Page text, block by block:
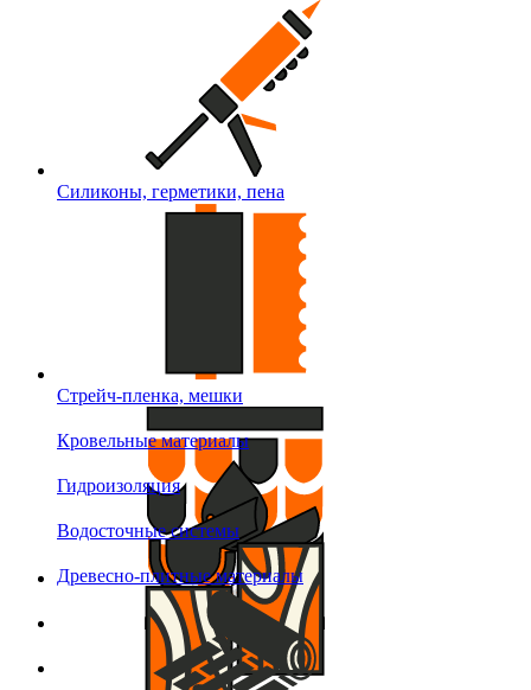
Силиконы, герметики, пена
Стрейч-пленка, мешки
Кровельные материалы
Гидроизоляция
Водосточные системы
Древесно-плитные материалы